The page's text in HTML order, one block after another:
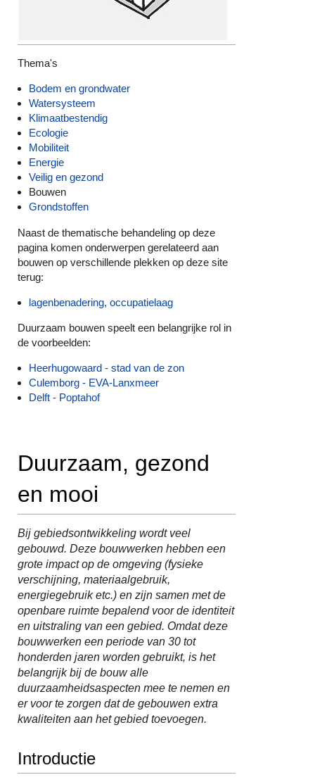
Thema's
Bodem en grondwater
Watersysteem
Klimaatbestendig
Ecologie
Mobiliteit
Energie
Veilig en gezond
Bouwen
Grondstoffen
Naast de thematische behandeling op deze
pagina komen onderwerpen gerelateerd aan
bouwen op verschillende plekken op deze site
terug:
lagenbenadering, occupatielaag
Duurzaam bouwen speelt een belangrijke rol in
de voorbeelden:
Heerhugowaard - stad van de zon
Culemborg - EVA-Lanxmeer
Delft - Poptahof
Duurzaam, gezond
en mooi
Bij gebiedsontwikkeling wordt veel
gebouwd. Deze bouwwerken hebben een
grote impact op de omgeving (fysieke
verschijning, materiaalgebruik,
energiegebruik etc.) en zijn samen met de
openbare ruimte bepalend voor de identiteit
en uitstraling van een gebied. Omdat deze
bouwwerken een periode van 30 tot
honderden jaren worden gebruikt, is het
belangrijk bij de bouw alle
duurzaamheidsaspecten mee te nemen en
er voor te zorgen dat de gebouwen extra
kwaliteiten aan het gebied toevoegen.
Introductie